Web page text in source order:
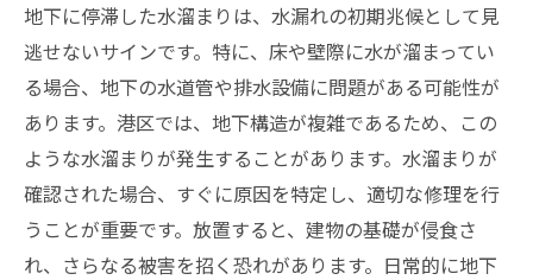
日常的に行える予防チェック
地域特性に応じた予防策の導入
港区でお勧めの地下水漏れ専門業者の選び方と
注意点
信頼性のある業者の選定ポイント
過去の実績と評価を確認する方法
見積もりの際に注意すべき点
地下に停滞した水溜まりは、水漏れの初期兆候として見
逃せないサインです。特に、床や壁際に水が溜まってい
る場合、地下の水道管や排水設備に問題がある可能性が
あります。港区では、地下構造が複雑であるため、この
ような水溜まりが発生することがあります。水溜まりが
確認された場合、すぐに原因を特定し、適切な修理を行
うことが重要です。放置すると、建物の基礎が侵食さ
れ、さらなる被害を招く恐れがあります。日常的に地下